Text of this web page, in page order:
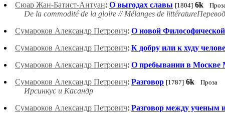
Сюар Жан-Батист-Антуан: О выгодах славы [1804] 6k
De la commodité de la gloire // Mélanges de
Сумароков Александр Петрович: О новой
Сумароков Александр Петрович: К добру или к худу
Сумароков Александр Петрович: О пребывании в Москве
Сумароков Александр Петрович: Разговор [1787] 6k Проза
Ирсинкус и Касандр
Сумароков Александр Петрович: Разговор между ученым